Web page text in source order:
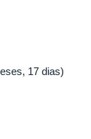
17 dias)